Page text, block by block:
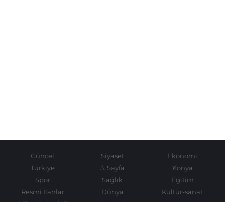
Güncel Siyaset
Ekonomi
Türkiye
3. Sayfa
Konya
Spor
Sağlık
Eğitim
Resmi İlanlar
Dünya
Kültür-sanat